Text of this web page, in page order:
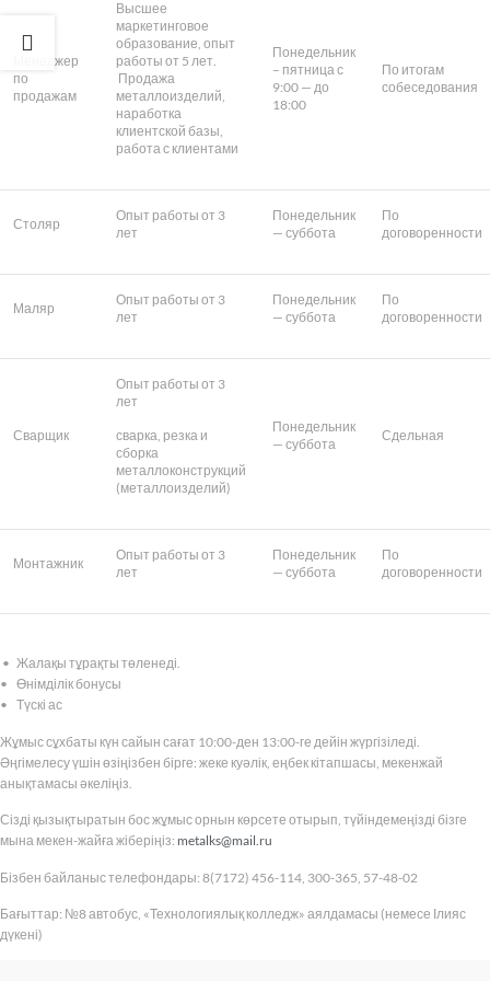
Менеджер
по
продажам
Высшее
маркетинговое
образование, опыт
работы от 5 лет.
Продажа
металлоизделий,
наработка
клиентской базы,
работа с клиентами
Понедельник
– пятница с
9:00 — до
18:00
По итогам
собеседования
Столяр
Опыт работы от 3
лет
Понедельник
— суббота
По
договоренности
Маляр
Опыт работы от 3
лет
Понедельник
— суббота
По
договоренности
Сварщик
Опыт работы от 3
лет
сварка, резка и
сборка
металлоконструкций
(металлоизделий)
Понедельник
— суббота
Сдельная
Монтажник
Опыт работы от 3
лет
Понедельник
— суббота
По
договоренности
• Жалақы тұрақты төленеді.
• Өнімділік бонусы
• Түскі ас
Жұмыс сұхбаты күн сайын сағат 10:00-ден 13:00-ге дейін жүргізіледі.
Әңгімелесу үшін өзіңізбен бірге: жеке куәлік, еңбек кітапшасы, мекенжай
анықтамасы әкеліңіз.
Сізді қызықтыратын бос жұмыс орнын көрсете отырып, түйіндемеңізді бізге
мына мекен-жайға жіберіңіз: metalks@mail.ru
Бізбен байланыс телефондары: 8(7172) 456-114, 300-365, 57-48-02
Бағыттар: №8 автобус, «Технологиялық колледж» аялдамасы (немесе Ілияс
дүкені)